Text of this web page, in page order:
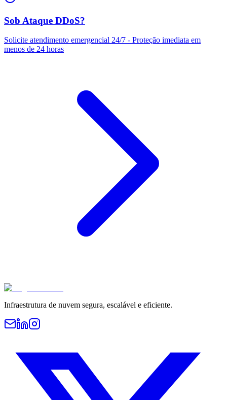
Sob Ataque DDoS?
Solicite atendimento emergencial 24/7 - Proteção imediata em
menos de 24 horas
Infraestrutura de nuvem segura, escalável e eficiente.